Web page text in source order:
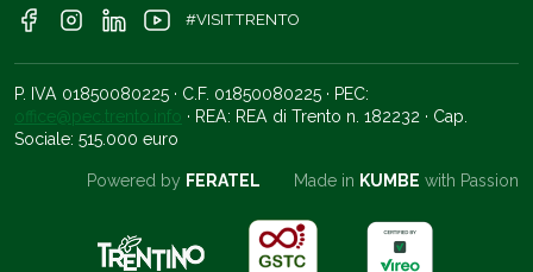
#VISITTRENTO
P. IVA 01850080225 · C.F. 01850080225 · PEC:
office@pec.trento.info · REA: REA di Trento n. 182232 · Cap.
Sociale: 515.000 euro
Powered by FERATEL Made in KUMBE with Passion